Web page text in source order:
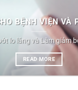
BỆNH VIỆN VÀ
lo lắng và Làm giảm
READ MORE